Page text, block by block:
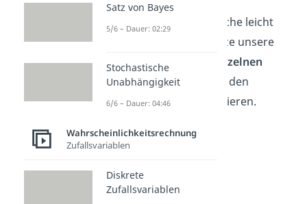
Um die einzelnen Teilbereiche leicht
erklärt zu bekommen, nutze unsere
Zusammenfassung der einzelnen
Themenund springe so zu den
Begriffen, die dich interessieren.
Satz von Bayes
5/6 – Dauer: 02:29
Stochastische
Unabhängigkeit
6/6 – Dauer: 04:46
Wahrscheinlichkeitsrechnung
Zufallsvariablen
Diskrete
Zufallsvariablen